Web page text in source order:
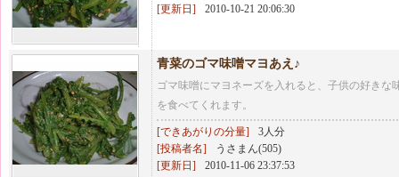
[更新日]
2010-10-21 20:06:30
青菜のゴマ味噌マヨあえ♪
ゴマ味噌にマヨネーズを入れると、子供の好きな
を食べてくれます。
[できあがりの分量]
3人分
[投稿者名]
うさまん(505)
[更新日]
2010-11-06 23:37:53